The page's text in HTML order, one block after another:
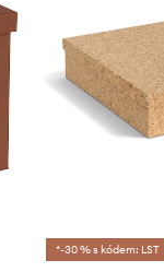
*-30 % s kódem: LST